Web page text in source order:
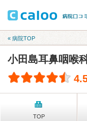
« 病院TOP
小田島耳鼻咽喉
TOP